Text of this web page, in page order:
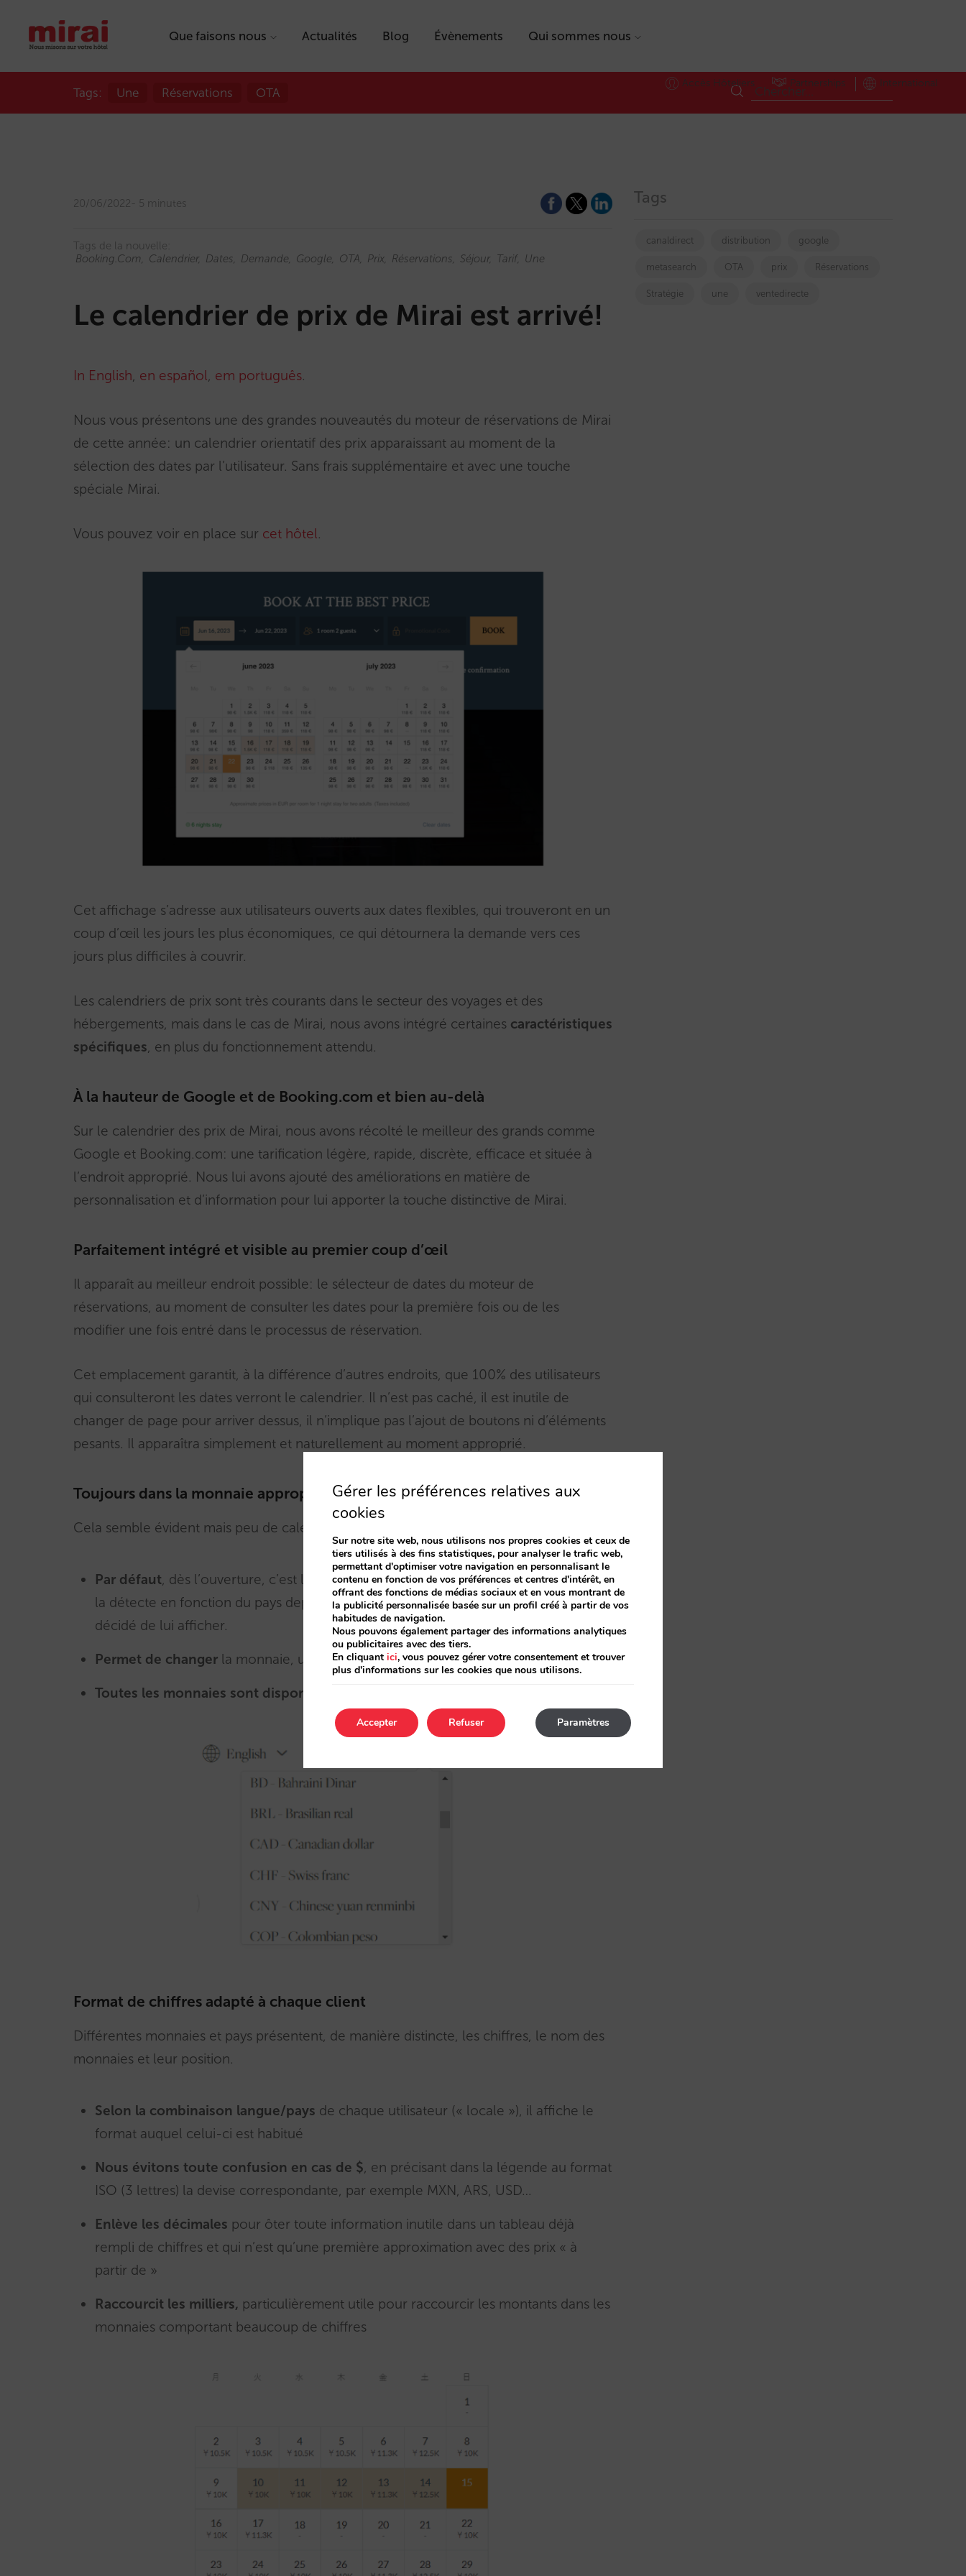
Que faisons nous Actualités Blog Évènements Qui sommes nous
Accès Hôteliers Partnerships International
Tags: Une Réservations OTA
20/06/2022 5 minutes
Tags de la nouvelle:
Booking.com
Calendrier Dates Demande Google OTA Prix Réservations Séjour Tarif Une
Le calendrier de prix de Mirai est arrivé!
In English, en español, em português.
Nous vous présentons une des grandes nouveautés du moteur de réservations de Mirai
de cette année: un calendrier orientatif des prix apparaissant au moment de la
sélection des dates par l’utilisateur. Sans frais supplémentaire et avec une touche
spéciale Mirai.
Vous pouvez voir en place sur cet hôtel.
Cet affichage s’adresse aux utilisateurs ouverts aux dates flexibles, qui trouveront en un
coup d’œil les jours les plus économiques, ce qui détournera la demande vers ces
jours plus difficiles à couvrir.
Les calendriers de prix sont très courants dans le secteur des voyages et des
hébergements, mais dans le cas de Mirai, nous avons intégré certaines caractéristiques
spécifiques, en plus du fonctionnement attendu.
À la hauteur de Google et de Booking.com et bien au-delà
Sur le calendrier des prix de Mirai, nous avons récolté le meilleur des grands comme
Google et Booking.com: une tarification légère, rapide, discrète, efficace et située à
l’endroit approprié. Nous lui avons ajouté des améliorations en matière de
personnalisation et d’information pour lui apporter la touche distinctive de Mirai.
Parfaitement intégré et visible au premier coup d’œil
Il apparaît au meilleur endroit possible: le sélecteur de dates du moteur de
réservations, au moment de consulter les dates pour la première fois ou de les
modifier une fois entré dans le processus de réservation.
Cet emplacement garantit, à la différence d’autres endroits, que 100% des utilisateurs
qui consulteront les dates verront le calendrier. Il n’est pas caché, il est inutile de
changer de page pour arriver dessus, il n’implique pas l’ajout de boutons ni d’éléments
pesants. Il apparaîtra simplement et naturellement au moment approprié.
Toujours dans la monnaie appropriée
Cela semble évident mais peu de calendriers remplissent cette condition:
Par défaut, dès l’ouverture, c’est la monnaie de l’utilisateur qui apparaît. Le système
la détecte en fonction du pays depuis lequel il navigue et selon ce que vous avez
décidé de lui afficher.
Permet de changer la monnaie, une fois dans le moteur
Toutes les monnaies sont disponibles,
Format de chiffres adapté à chaque client
Différentes monnaies et pays présentent, de manière distincte, les chiffres, le nom des
monnaies et leur position.
Selon la combinaison langue/pays de chaque utilisateur (« locale »), il affiche le
format auquel celui-ci est habitué
Nous évitons toute confusion en cas de $, en précisant dans la légende au format
ISO (3 lettres) la devise correspondante, par exemple MXN, ARS, USD…
Enlève les décimales pour ôter toute information inutile dans un tableau déjà
rempli de chiffres et qui n’est qu’une première approximation avec des prix « à
partir de »
Raccourcit les milliers, particulièrement utile pour raccourcir les montants dans les
monnaies comportant beaucoup de chiffres
Tags
canaldirect distribution google
metasearch OTA prix Réservations
Stratégie une ventedirecte
Gérer les préférences relatives aux
cookies
Sur notre site web, nous utilisons nos propres cookies et ceux de
tiers utilisés à des fins statistiques, pour analyser le trafic web,
permettant d'optimiser votre navigation en personnalisant le
contenu en fonction de vos préférences et centres d'intérêt, en
offrant des fonctions de médias sociaux et en vous montrant de
la publicité personnalisée basée sur un profil créé à partir de vos
habitudes de navigation.
Nous pouvons également partager des informations analytiques
ou publicitaires avec des tiers.
En cliquant ici, vous pouvez gérer votre consentement et trouver
plus d'informations sur les cookies que nous utilisons.
Accepter Paramètres
Refuser